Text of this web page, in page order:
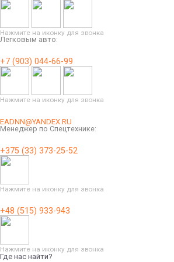
Нажмите на иконку для звонка
Легковым авто:
+7 (903) 044-66-99
Нажмите на иконку для звонка
EADNN@YANDEX.RU
Менеджер по Спецтехнике:
+375 (33) 373-25-52
Нажмите на иконку для звонка
+48 (515) 933-943
Нажмите на иконку для звонка
Где нас найти?